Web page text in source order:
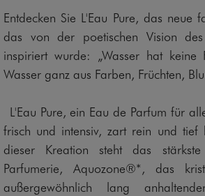
Entdecken Sie L'Eau Pure, das neue
das von der poetischen Vision
inspiriert wurde: „Wasser hat
Wasser ganz aus Farben, Früchten,
L'Eau Pure, ein Eau de Parfum für
frisch und intensiv, zart rein und tief
dieser Kreation steht das
Parfumerie, Aquozone®*, das
außergewöhnlich lang